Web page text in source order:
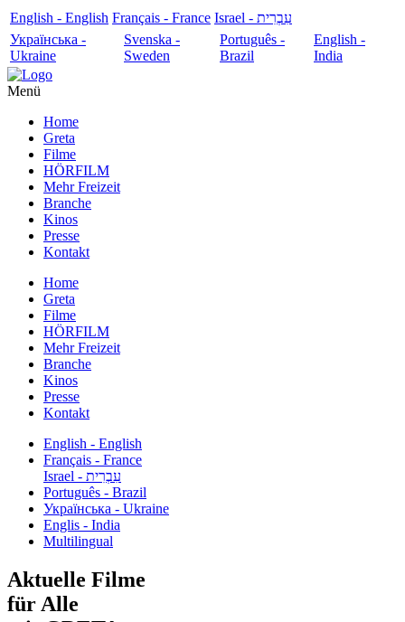
English - English Français - France
עִבְרִית - Israel
Українська -
Ukraine
Svenska -
Sweden
Português -
Brazil
English -
India
Menü
Home
Greta
Filme
HÖRFILM
Mehr Freizeit
Branche
Kinos
Presse
Kontakt
Home
Greta
Filme
HÖRFILM
Mehr Freizeit
Branche
Kinos
Presse
Kontakt
English - English
Français - France
עִבְרִית - Israel
Português - Brazil
Українська - Ukraine
Englis - India
Multilingual
Aktuelle Filme
für Alle